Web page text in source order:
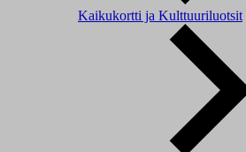
Kaikukortti ja Kulttuuriluotsit